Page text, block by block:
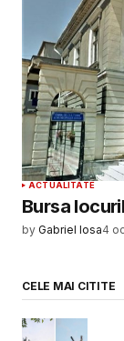
ACTUALITATE
Bursa
by Gabriel Iosa4
CELE MAI CITITE